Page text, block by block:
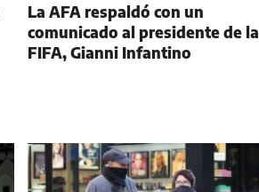
La AFA respaldó con un
comunicado al presidente de la
FIFA, Gianni Infantino